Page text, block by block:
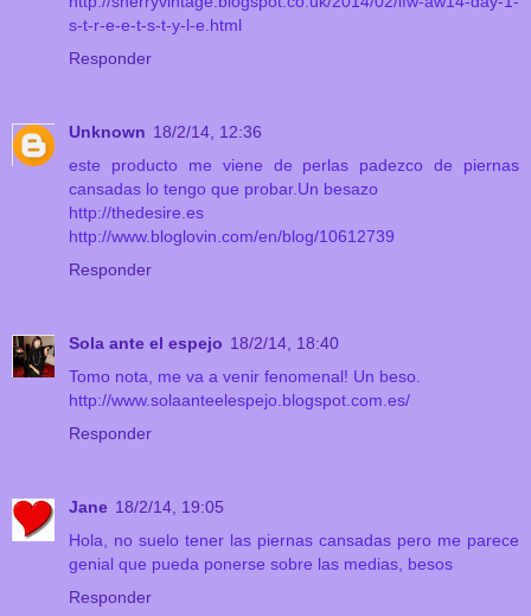
s-t-r-e-e-t-s-t-y-l-e.html
Responder
Unknown 18/2/14, 12:36
este producto me viene de perlas padezco de piernas
cansadas lo tengo que probar.Un besazo
http://thedesire.es
http://www.bloglovin.com/en/blog/10612739
Responder
Sola ante el espejo 18/2/14, 18:40
Tomo nota, me va a venir fenomenal! Un beso.
http://www.solaanteelespejo.blogspot.com.es/
Responder
Jane 18/2/14, 19:05
Hola, no suelo tener las piernas cansadas pero me parece
genial que pueda ponerse sobre las medias, besos
Responder